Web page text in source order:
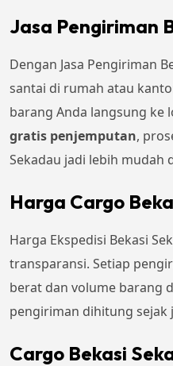
Jasa Pengiriman
Dengan Jasa Pengiriman
santai di rumah atau
barang Anda langsung ke
gratis penjemputan,
Sekadau jadi lebih mudah
Harga Cargo
Harga Ekspedisi Bekasi
transparansi. Setiap
berat dan volume barang
pengiriman dihitung sejak
Cargo Bekasi